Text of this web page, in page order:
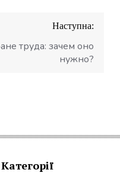
Наступна:
труда: зачем оно
нужно?
Категорії